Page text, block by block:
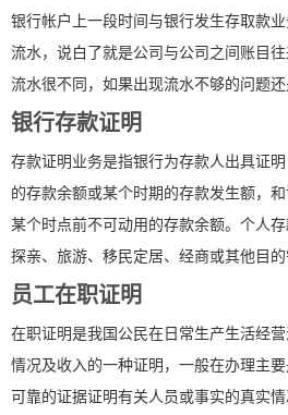
银行帐户上一段时间与银行发生存取款
流水，说白了就是公司与公司之间账目
流水很不同，如果出现流水不够的问题还
银行存款证明
存款证明业务是指银行为存款人出具证
的存款余额或某个时期的存款发生额，
某个时点前不可动用的存款余额。个人存
探亲、旅游、移民定居、经商或其他目的
员工在职证明
在职证明是我国公民在日常生产生活经
情况及收入的一种证明，一般在办理主
可靠的证据证明有关人员或事实的真实